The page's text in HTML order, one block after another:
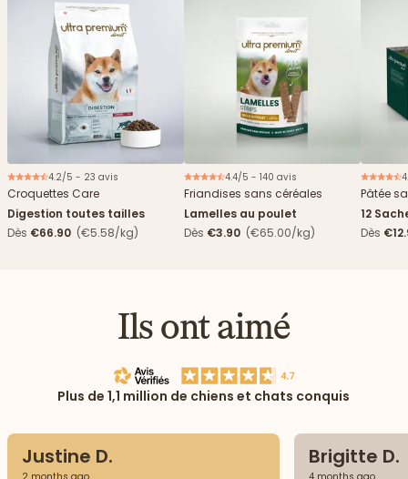
4.2/5 - 23 avis
Croquettes Care
Digestion toutes tailles
Dès €66.90 (€5.58/kg)
4.4/5 - 140 avis
Friandises sans céréales
Lamelles au poulet
Dès €3.90 (€65.00/kg)
Pâtée
12
Dès
Ils ont aimé
Plus de 1,1 million de chiens et chats conquis
Justine D. Brigitte D.